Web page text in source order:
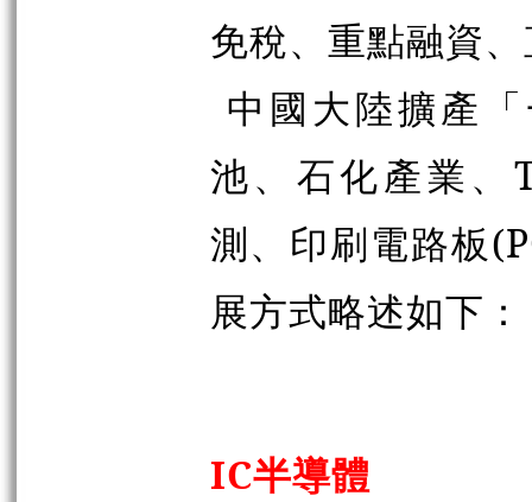
免稅、重點融資
中國大陸擴產
池、石化產業、
測、印刷電路板
展方式略述如下：
IC半導體